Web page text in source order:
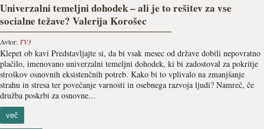
Univerzalni temeljni dohodek – ali je to rešitev za vse
socialne težave? Valerija Korošec
Avtor:TV3
Klepet ob kavi Predstavljajte si, da bi vsak mesec od države dobili nepovratno
plačilo, imenovano univerzalni temeljni dohodek, ki bi zadostoval za pokritje
stroškov osnovnih eksistenčnih potreb. Kako bi to vplivalo na zmanjšanje
strahu in stresa ter povečanje varnosti in osebnega razvoja ljudi? Namreč, če
družba poskrbi za osnovne...
več